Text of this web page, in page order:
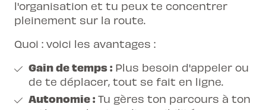
l'organisation et tu peux te concentrer
pleinement sur la route.
Quoi : voici les avantages :
Gain de temps : Plus besoin d'appeler ou
de te déplacer, tout se fait en ligne.
Autonomie : Tu gères ton parcours à ton